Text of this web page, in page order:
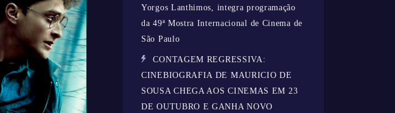
Yorgos Lanthimos, integra programação
da 49ª Mostra Internacional de Cinema de
São Paulo
CONTAGEM REGRESSIVA:
CINEBIOGRAFIA DE MAURICIO DE
SOUSA CHEGA AOS CINEMAS EM 23
DE OUTUBRO E GANHA NOVO